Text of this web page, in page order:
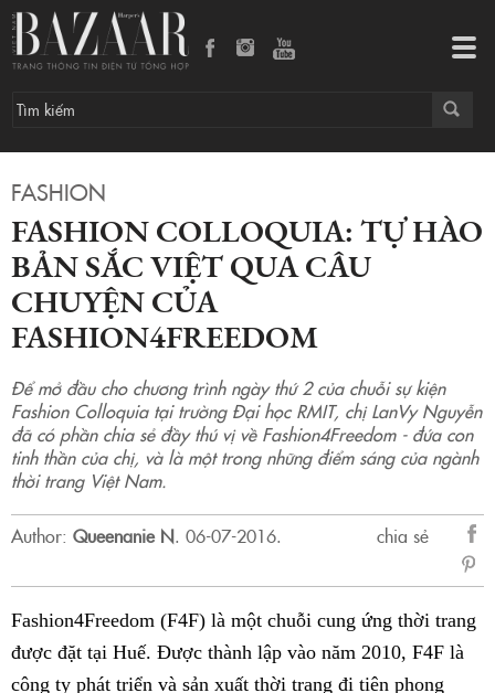
FASHION
FASHION COLLOQUIA: TỰ HÀO
BẢN SẮC VIỆT QUA CÂU
CHUYỆN CỦA
FASHION4FREEDOM
Để mở đầu cho chương trình ngày thứ 2 của chuỗi sự kiện
Fashion Colloquia tại trường Đại học RMIT, chị LanVy Nguyễn
đã có phần chia sẻ đầy thú vị về Fashion4Freedom - đứa con
tinh thần của chị, và là một trong những điểm sáng của ngành
thời trang Việt Nam.
Author: Queenanie N. 06-07-2016.
chia sẻ
sẻ
Fashion4Freedom (F4F) là một chuỗi cung ứng thời trang
được đặt tại Huế. Được thành lập vào năm 2010, F4F là
công ty phát triển và sản xuất thời trang đi tiên phong